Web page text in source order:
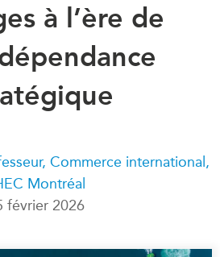
MÉDIAS
Dans l'actualité
Vidéos
Nos Experts
Podcast Archive
Observatoire Asie
à l’ère de
Commerce international,
Montréal
février 2026